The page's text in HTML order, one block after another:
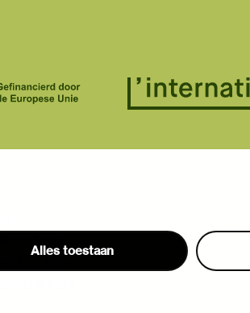
Alles toestaan
cookies
& colofon